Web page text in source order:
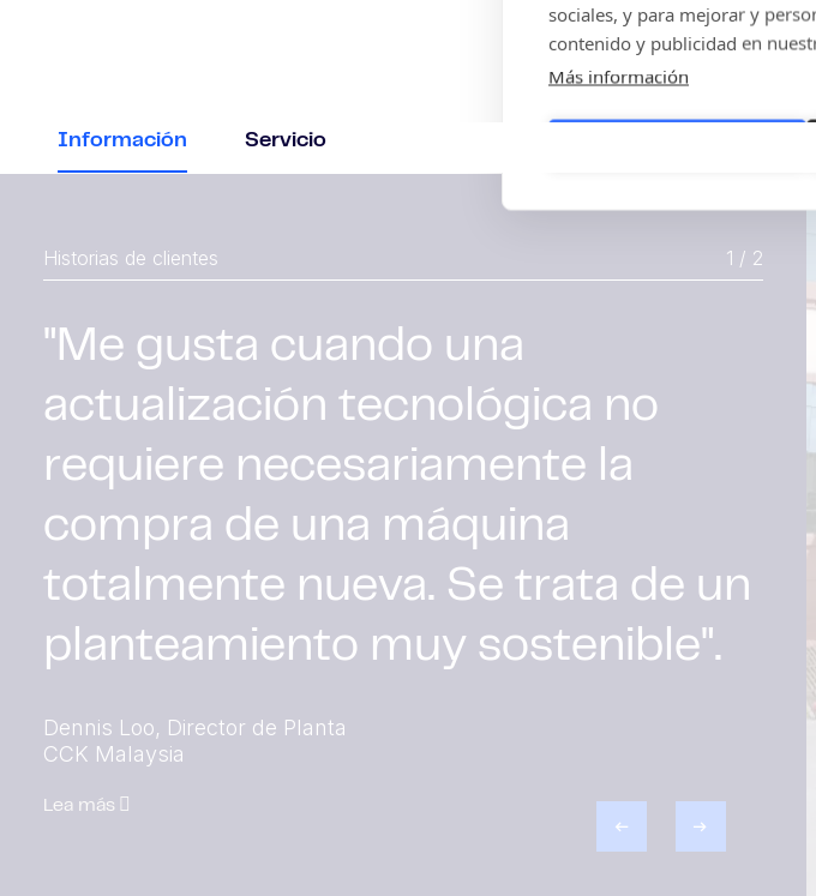
sociales, y para mejorar y
contenido y publicidad en
Más información
Información Servicio
Historias de clientes 1 / 2
"Me gusta cuando una
actualización tecnológica no
requiere necesariamente la
compra de una máquina
totalmente nueva. Se trata de un
planteamiento muy sostenible".
Dennis Loo, Director de Planta
CCK Malaysia
Lea más
Lea más